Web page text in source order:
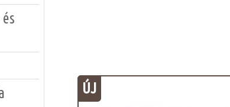
ÚJ